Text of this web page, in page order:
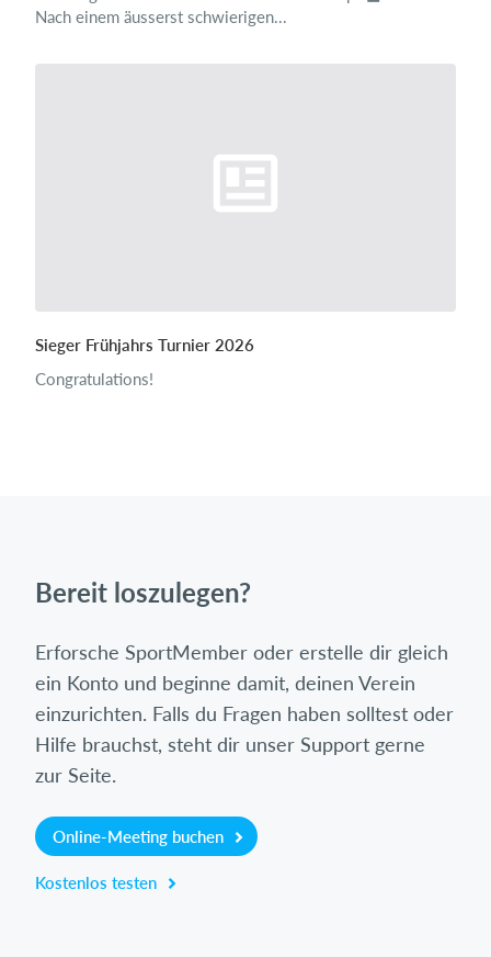
Nach einem äusserst schwierigen...
Sieger Frühjahrs Turnier 2026
Congratulations!
Bereit loszulegen?
Erforsche SportMember oder erstelle dir gleich
ein Konto und beginne damit, deinen Verein
einzurichten. Falls du Fragen haben solltest oder
Hilfe brauchst, steht dir unser Support gerne
zur Seite.
Online-Meeting buchen
Kostenlos testen